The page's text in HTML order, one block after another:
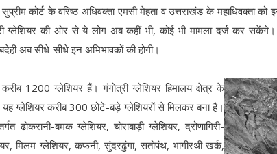
कोर्ट के वरिष्ठ अधिवक्ता एमसी मेहता व उत्तराखंड के महाधिवक्ता को
ग्लेशियर की ओर से ये लोग अब कहीं भी, कोई भी मामला दर्ज कर
अब सीधे-सीधे इन अभिभावकों की होगी।
1200 ग्लेशियर हैं। गंगोत्री ग्लेशियर हिमालय क्षेत्र के
ग्लेशियर करीब 300 छोटे-बड़े ग्लेशियरों से मिलकर बना है।
ढोकरानी-बमक ग्लेशियर, चोराबाड़ी ग्लेशियर, द्रोणागिरी-
मिलम ग्लेशियर, कफनी, सुंदरढुंगा, सतोपंथ, भागीरथी खर्क,